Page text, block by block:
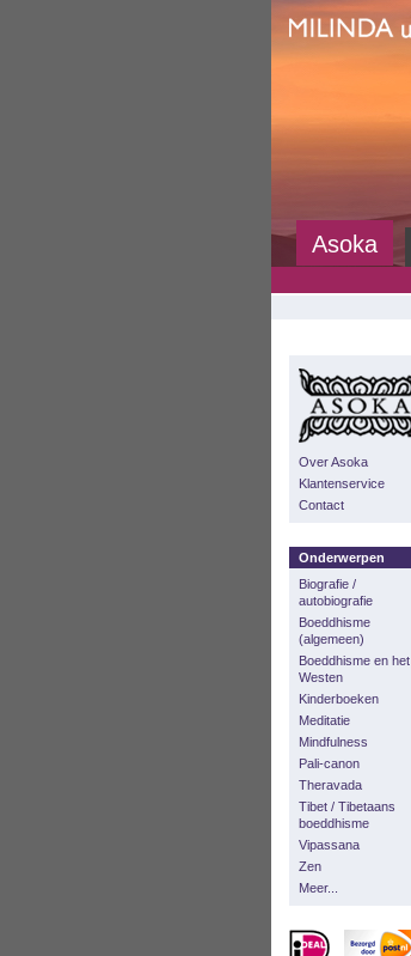
Asoka
Over Asoka
Klantenservice
Contact
Onderwerpen
Biografie /
autobiografie
Boeddhisme
(algemeen)
Boeddhisme en het
Westen
Kinderboeken
Meditatie
Mindfulness
Pali-canon
Theravada
Tibet / Tibetaans
boeddhisme
Vipassana
Zen
Meer...